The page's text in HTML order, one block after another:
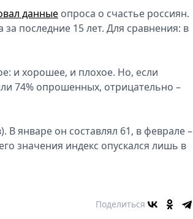
данные опроса о счастье россиян.
последние 15 лет. Для сравнения: в
и хорошее, и плохое. Но, если
74% опрошенных, отрицательно –
В январе он составлял 61, в феврале –
значения индекс опускался лишь в
Поделиться